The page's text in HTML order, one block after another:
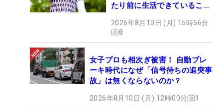
たり前に生活できていること
2026年8月10日 (月) 15時56分
8
女子プロも相次ぎ被害！ 自動ブレ
ーキ時代になぜ「信号待ちの追突事
故」は無くならないのか？
2026年8月10日 (月) 12時00分 1